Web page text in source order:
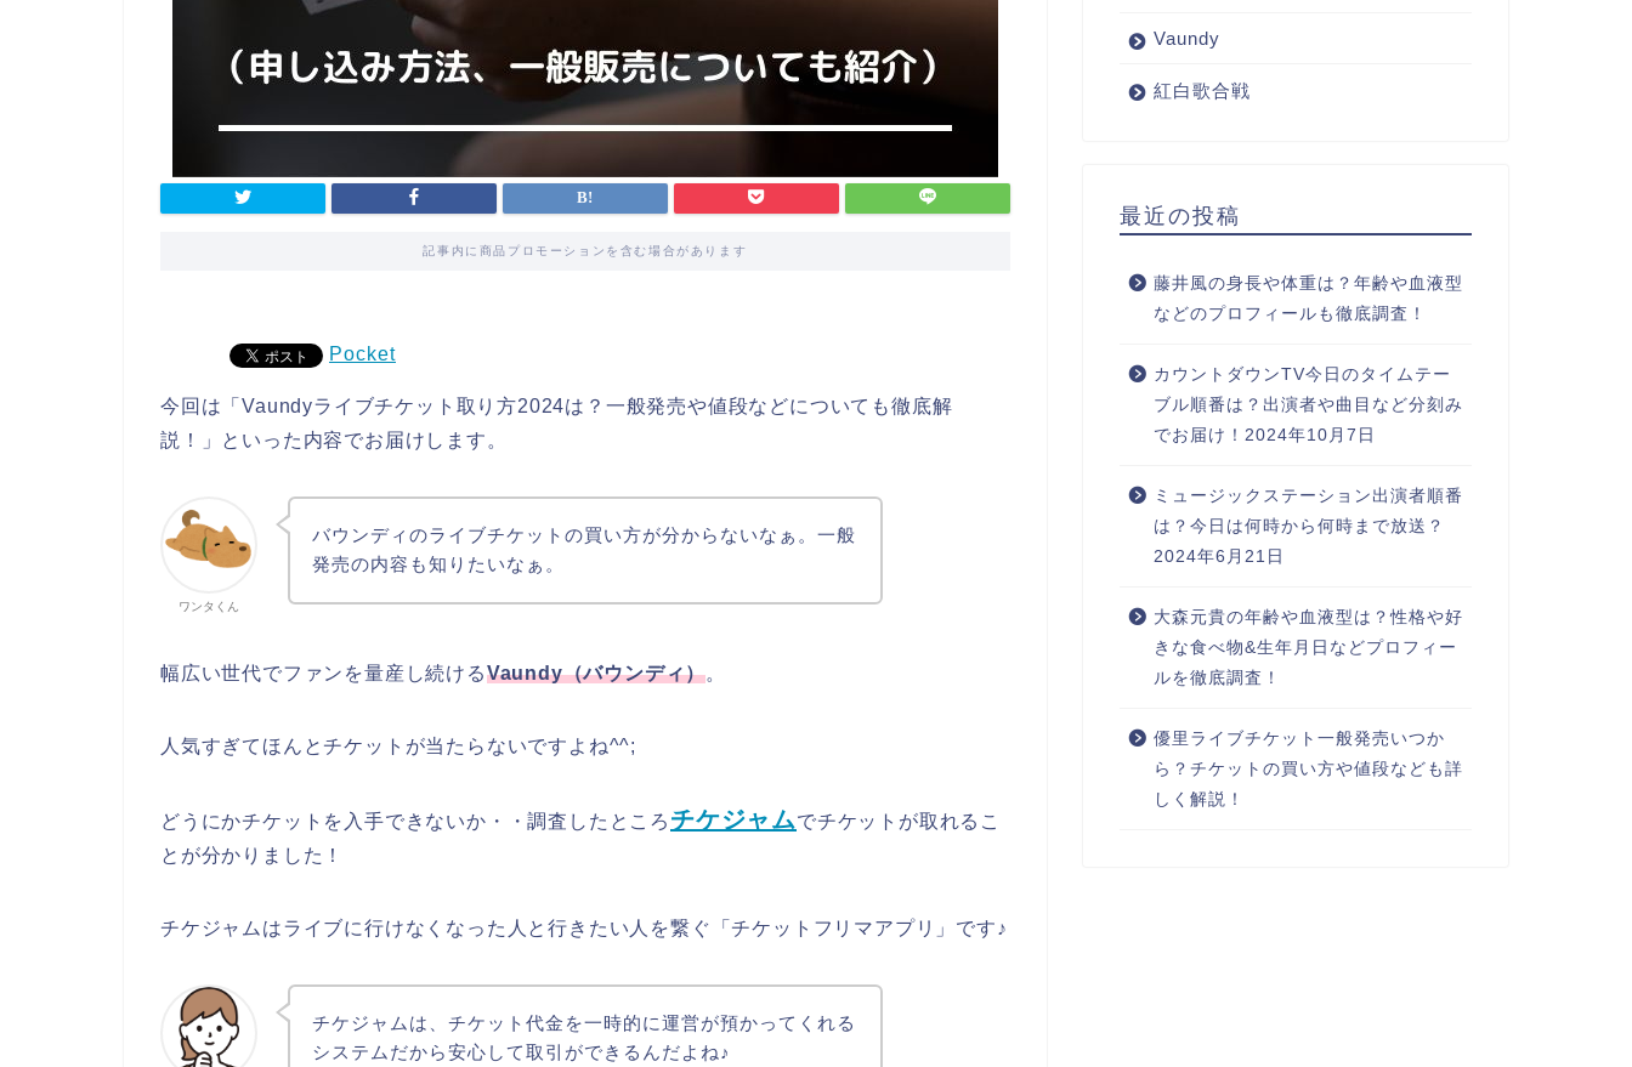
記事内に商品プロモーションを含む場合があります
Pocket
今回は「Vaundyライブチケット取り方2024は？一般発売や値段などについても徹底解
説！」といった内容でお届けします。
ワンタくん
バウンディのライブチケットの買い方が分からないなぁ。一般
発売の内容も知りたいなぁ。
幅広い世代でファンを量産し続けるVaundy（バウンディ）。
人気すぎてほんとチケットが当たらないですよね^^;
どうにかチケットを入手できないか・・調査したところ チケジャムでチケットが取れるこ
とが分かりました！
チケジャムはライブに行けなくなった人と行きたい人を繋ぐ「チケットフリマアプリ」です♪
チケジャムは、チケット代金を一時的に運営が預かってくれる
システムだから安心して取引ができるんだよね♪
Vaundy
紅白歌合戦
最近の投稿
藤井風の身長や体重は？年齢や血液型
などのプロフィールも徹底調査！
カウントダウンTV今日のタイムテー
ブル順番は？出演者や曲目など分刻み
でお届け！2024年10月7日
ミュージックステーション出演者順番
は？今日は何時から何時まで放送？
2024年6月21日
大森元貴の年齢や血液型は？性格や好
きな食べ物&生年月日などプロフィー
ルを徹底調査！
優里ライブチケット一般発売いつか
ら？チケットの買い方や値段なども詳
しく解説！